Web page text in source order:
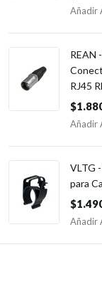
Añadir
REAN
RJ45
Añadir
VLTG
para
Añadir